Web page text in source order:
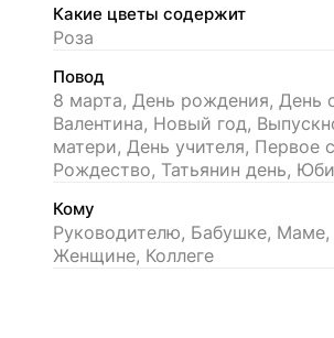
Какие цветы содержит
Роза
Повод
8 марта, День рождения, День
Валентина, Новый год,
матери, День учителя, Первое
Рождество, Татьянин день,
Кому
Руководителю, Бабушке,
Женщине, Коллеге